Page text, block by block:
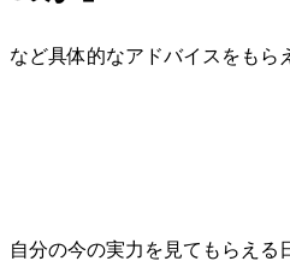
など具体的なアドバイスをもら
自分の今の実力を見てもらえる